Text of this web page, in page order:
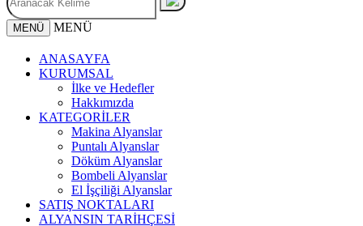
MENÜ MENÜ
ANASAYFA
KURUMSAL
İlke ve Hedefler
Hakkımızda
KATEGORİLER
Makina Alyanslar
Puntalı Alyanslar
Döküm Alyanslar
Bombeli Alyanslar
El İşçiliği Alyanslar
SATIŞ NOKTALARI
ALYANSIN TARİHÇESİ